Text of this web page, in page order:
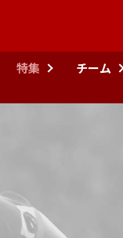
特集 チーム